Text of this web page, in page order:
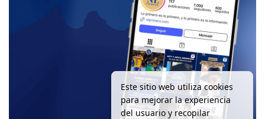
Este sitio web utiliza cookies
para mejorar la experiencia
del usuario y recopilar